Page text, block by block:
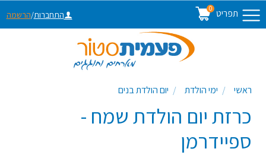
תפריט 0
התחברות/הרשמה
ראשי ימי הולדת יום הולדת בנים
כרזת יום הולדת שמח -
ספיידרמן